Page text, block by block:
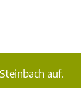
auf.